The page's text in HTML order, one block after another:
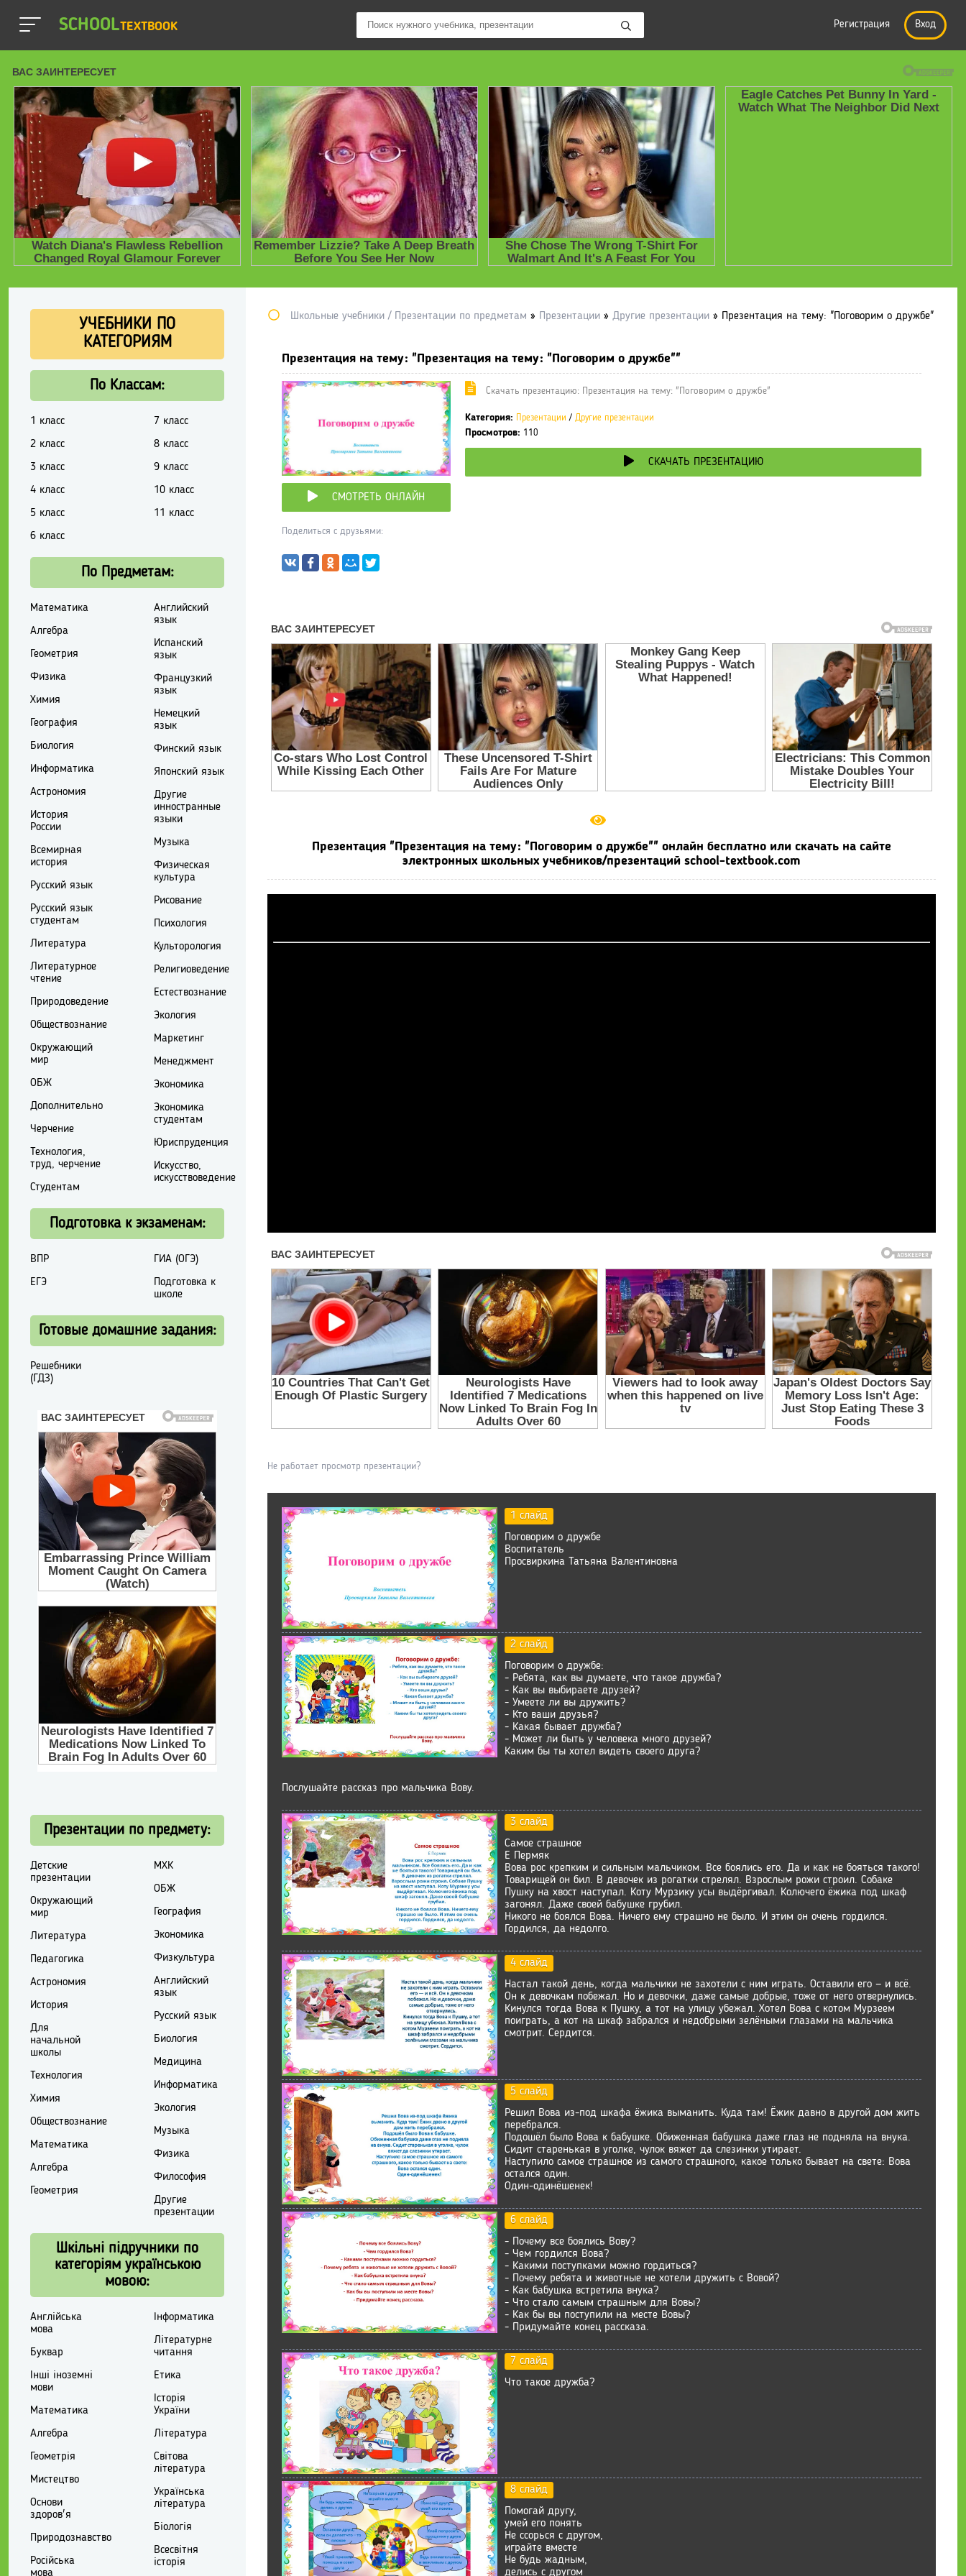
SCHOOLTEXTBOOK Регистрация Вход
Школьные учебники / Презентации по предметам » Презентации » Другие презентации » Презентация на тему: "Поговорим о дружбе"
Презентация на тему: "Презентация на тему: "Поговорим о дружбе""
СМОТРЕТЬ ОНЛАЙН
Поделиться с друзьями:
Cкачать презентацию: Презентация на тему: "Поговорим о дружбе"
Категория: Презентации / Другие презентации
Просмотров: 110
СКАЧАТЬ ПРЕЗЕНТАЦИЮ
Презентация "Презентация на тему: "Поговорим о дружбе"" онлайн бесплатно или скачать на сайте
электронных школьных учебников/презентаций school-textbook.com
Не работает просмотр презентации?
1 слайд
Поговорим о дружбе
Воспитатель
Просвиркина Татьяна Валентиновна
2 слайд
Поговорим о дружбе:
- Ребята, как вы думаете, что такое дружба?
- Как вы выбираете друзей?
- Умеете ли вы дружить?
- Кто ваши друзья?
- Какая бывает дружба?
- Может ли быть у человека много друзей?
Каким бы ты хотел видеть своего друга?
Послушайте рассказ про мальчика Вову.
3 слайд
Самое страшное
Е Пермяк
Вова рос крепким и сильным мальчиком. Все боялись его. Да и как не бояться такого!
Товарищей он бил. В девочек из рогатки стрелял. Взрослым рожи строил. Собаке
Пушку на хвост наступал. Коту Мурзику усы выдёргивал. Колючего ёжика под шкаф
загонял. Даже своей бабушке грубил.
Никого не боялся Вова. Ничего ему страшно не было. И этим он очень гордился.
Гордился, да недолго.
4 слайд
Настал такой день, когда мальчики не захотели с ним играть. Оставили его — и всё.
Он к девочкам побежал. Но и девочки, даже самые добрые, тоже от него отвернулись.
Кинулся тогда Вова к Пушку, а тот на улицу убежал. Хотел Вова с котом Мурзеем
поиграть, а кот на шкаф забрался и недобрыми зелёными глазами на мальчика
смотрит. Сердится.
5 слайд
Решил Вова из-под шкафа ёжика выманить. Куда там! Ёжик давно в другой дом жить
перебрался.
Подошёл было Вова к бабушке. Обиженная бабушка даже глаз не подняла на внука.
Сидит старенькая в уголке, чулок вяжет да слезинки утирает.
Наступило самое страшное из самого страшного, какое только бывает на свете: Вова
остался один.
Один-одинёшенек!
6 слайд
- Почему все боялись Вову?
- Чем гордился Вова?
- Какими поступками можно гордиться?
- Почему ребята и животные не хотели дружить с Вовой?
- Как бабушка встретила внука?
- Что стало самым страшным для Вовы?
- Как бы вы поступили на месте Вовы?
- Придумайте конец рассказа.
7 слайд
Что такое дружба?
8 слайд
Помогай другу,
умей его понять
Не ссорься с другом,
играйте вместе
Не будь жадным,
делись с другом
УЧЕБНИКИ ПО
КАТЕГОРИЯМ
По Классам:
1 класс
2 класс
3 класс
4 класс
5 класс
6 класс
7 класс
8 класс
9 класс
10 класс
11 класс
По Предметам:
Математика
Алгебра
Геометрия
Физика
Химия
География
Биология
Информатика
Астрономия
История
России
Всемирная
история
Русский язык
Русский язык
студентам
Литература
Литературное
чтение
Природоведение
Обществознание
Окружающий
мир
ОБЖ
Дополнительно
Черчение
Технология,
труд, черчение
Студентам
Английский
язык
Испанский
язык
Французкий
язык
Немецкий
язык
Финский язык
Японский язык
Другие
инностранные
языки
Музыка
Физическая
культура
Рисование
Психология
Культорология
Религиоведение
Естествознание
Экология
Маркетинг
Менеджмент
Экономика
Экономика
студентам
Юриспруденция
Искусство,
искусствоведение
Подготовка к экзаменам:
ВПР
ЕГЭ
ГИА (ОГЭ)
Подготовка к
школе
Готовые домашние задания:
Решебники
(ГДЗ)
Презентации по предмету:
Детские
презентации
Окружающий
мир
Литература
Педагогика
Астрономия
История
Для
начальной
школы
Технология
Химия
Обществознание
Математика
Алгебра
Геометрия
МХК
ОБЖ
География
Экономика
Физкультура
Английский
язык
Русский язык
Биология
Медицина
Информатика
Экология
Музыка
Физика
Философия
Другие
презентации
Шкільні підручники по
категоріям українською
мовою:
Англійська
мова
Буквар
Інші іноземні
мови
Математика
Алгебра
Геометрія
Мистецтво
Основи
здоров'я
Природознавство
Російська
мова
Інформатика
Літературне
читання
Етика
Історія
України
Література
Світова
література
Українська
література
Біологія
Всесвітня
історія